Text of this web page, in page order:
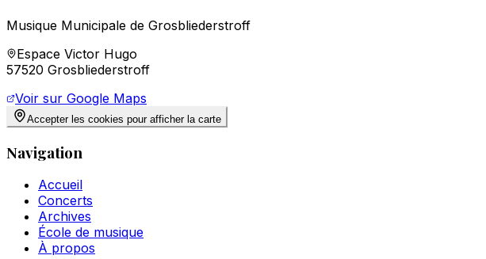
Musique Municipale de Grosbliederstroff
Espace Victor Hugo
57520 Grosbliederstroff
Voir sur Google Maps
Accepter les cookies pour afficher la carte
Navigation
Accueil
Concerts
Archives
École de musique
À propos